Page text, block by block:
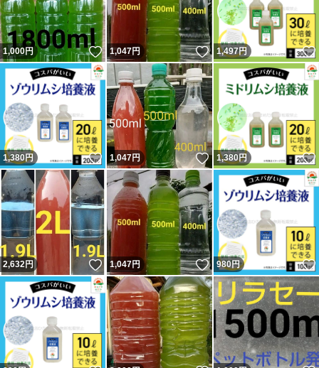
1,000円 いいね！
1,047円 いいね！
1,497円
1,380円 いいね！
1,047円 いいね！
1,380円
2,632円 いいね！
1,047円 いいね！
980円